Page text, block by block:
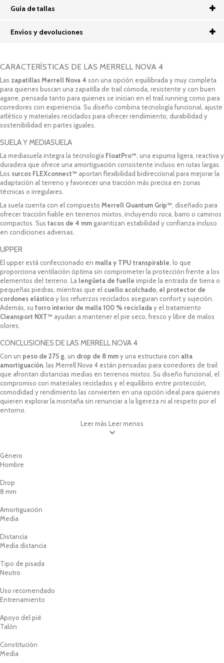
Guía de tallas
Envíos y devoluciones
CARACTERÍSTICAS DE LAS MERRELL NOVA 4
Las zapatillas Merrell Nova 4 son una opción equilibrada y muy completa
para quienes buscan una zapatilla de trail cómoda, resistente y con buen
agarre, pensada tanto para quienes se inician en el trail running como para
corredores con experiencia. Su diseño combina tecnología funcional, ajuste
atlético y materiales reciclados para ofrecer rendimiento, durabilidad y
sostenibilidad en partes iguales.
SUELA Y MEDIASUELA
La mediasuela integra la tecnología FloatPro™ , una espuma ligera, reactiva y
duradera que ofrece una amortiguación consistente incluso en rutas largas.
Los surcos FLEXconnect™ aportan flexibilidad bidireccional para mejorar la
adaptación al terreno y favorecer una tracción más precisa en zonas
técnicas o irregulares.
La suela cuenta con el compuesto Merrell Quantum Grip™ , diseñado para
ofrecer tracción fiable en terrenos mixtos, incluyendo roca, barro o caminos
compactos. Sus tacos de 4 mm garantizan estabilidad y confianza incluso
en condiciones adversas.
UPPER
El upper está confeccionado en malla y TPU transpirable , lo que
proporciona ventilación óptima sin comprometer la protección frente a los
elementos del terreno. La lengüeta de fuelle impide la entrada de tierra o
pequeñas piedras, mientras que el cuello acolchado, el protector de
cordones elásticoy los refuerzos reciclados aseguran confort y sujeción.
Además, su forro interior de malla 100 % recicladay el tratamiento
Cleansport NXT™ ayudan a mantener el pie seco, fresco y libre de malos
olores.
CONCLUSIONES DE LAS MERRELL NOVA 4
Con un peso de 275 g , un drop de 8 mmy una estructura con alta
amortiguación , las Merrell Nova 4 están pensadas para corredores de trail
que afrontan distancias medias en terrenos mixtos. Su diseño funcional, el
compromiso con materiales reciclados y el equilibrio entre protección,
comodidad y rendimiento las convierten en una opción ideal para quienes
quieren explorar la montaña sin renunciar a la ligereza ni al respeto por el
entorno.
Leer más Leer menos
Género
Hombre
Drop
8 mm
Amortiguación
Media
Distancia
Media distancia
Tipo de pisada
Neutro
Uso recomendado
Entrenamiento
Apoyo del pié
Talón
Constitución
Media